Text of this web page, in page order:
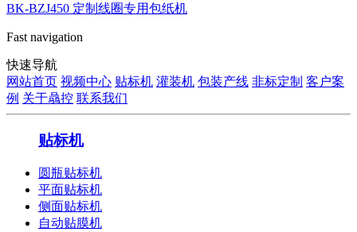
BK-BZJ450 定制线圈专用包纸机
Fast navigation
快速导航
网站首页 视频中心 贴标机 灌装机 包装产线 非标定制 客户案
例 关于骉控 联系我们
贴标机
圆瓶贴标机
平面贴标机
侧面贴标机
自动贴膜机